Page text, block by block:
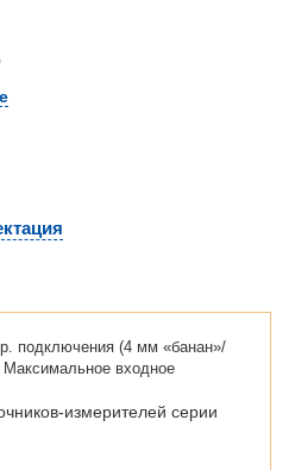
подключения (4 мм «банан»/
входное
измерителей серии